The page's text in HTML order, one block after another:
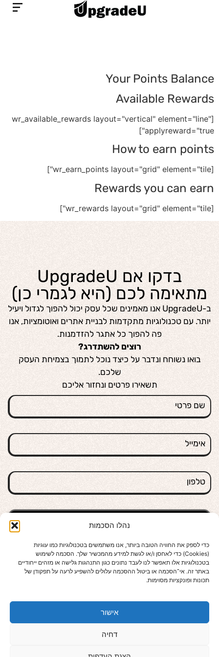
נהלו הסכמות
כדי לספק את החוויה הטובה ביותר, אנו משתמשים בטכנולוגיות כמו עוגיות
(Cookies) כדי לאחסן ו/או לגשת למידע מהמכשיר שלך. הסכמה לשימוש
בטכנולוגיות אלו תאפשר לנו לעבד נתונים כגון התנהגות גלישה או מזהים ייחודיים
באתר זה. אי־הסכמה או ביטול ההסכמה עלולים להשפיע לרעה על תפקודן של
תכונות ופונקציות מסוימות.
אישור
דחיה
Your Points Balance
Available Rewards
[wr_available_rewards layout="vertical" element="line"
applyreward="true"]
How to earn points
[wr_earn_points layout="grid" element="tile"]
Rewards you can earn
[wr_rewards layout="grid" element="tile"]
בדקו אם UpgradeU
מתאימה לכם (היא לגמרי כן)
ב-UpgradeU אנו מאמינים שכל עסק יכול להפוך לגדול ויעיל
יותר. עם טכנולוגיות מתקדמות לבניית אתרים ואוטומציות, אנו
פה להפוך כל אתגר להזדמנות.
רוצים להשתדרג?
בואו נשוחח ונדבר על כיצד נוכל לתמוך בצמיחת העסק
שלכם.
תשאירו פרטים ונחזור אליכם
שם פרטי
אימייל
טלפון
תחזרו אליי
Alternative:
מערכת WhatsApp
מחירי החבילות
תיאום שיחה צרו קשר